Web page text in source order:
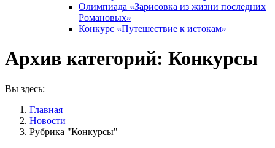
Олимпиада «Зарисовка из жизни последних
Романовых»
Конкурс «Путешествие к истокам»
Архив категорий: Конкурсы
Вы здесь:
Главная
Новости
Рубрика "Конкурсы"